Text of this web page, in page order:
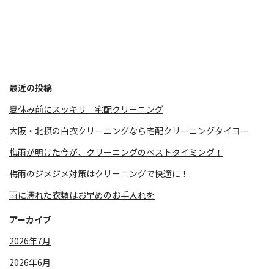
最近の投稿
夏休み前にスッキリ 宅配クリーニング
大阪・北摂の白衣クリーニングなら宅配クリーニングタイヨー
梅雨が明けた今が、クリーニングのベストタイミング！
梅雨のジメジメ対策はクリーニングで快適に！
雨に濡れた衣類はお早めのお手入れを
アーカイブ
2026年7月
2026年6月